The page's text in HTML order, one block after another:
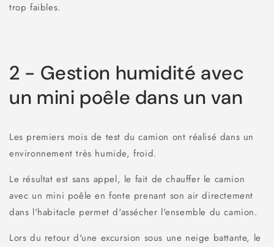
trop faibles.
2 - Gestion humidité avec
un mini poêle dans un van
Les premiers mois de test du camion ont réalisé dans un
environnement très humide, froid.
Le résultat est sans appel, le fait de chauffer le camion
avec un mini poêle en fonte prenant son air directement
dans l'habitacle permet d'assécher l'ensemble du camion.
Lors du retour d'une excursion sous une neige battante, le